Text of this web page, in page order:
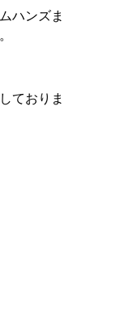
ハンズま
ておりま